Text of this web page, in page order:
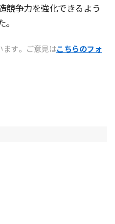
競争力を強化できるよう
す。ご意見はこちらのフォ